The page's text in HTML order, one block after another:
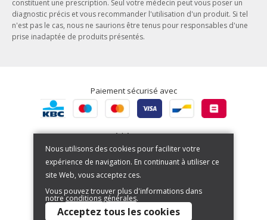
Herboristerie
Nos actualités
Nos marques
constituent une prescription. Seul votre médecin peut vous poser un
diagnostic précis et vous recommander l'utilisation d'un produit. Si tel
n'est pas le cas, nous ne saurions être tenus pour responsables d'une
prise inadaptée de produits présentés.
Paiement sécurisé avec
Expédié par BPost
Copyright © 2026. All Rights Reserved | Powered by
Nous utilisons des cookies pour faciliter votre
expérience de navigation. En continuant à utiliser ce
site Web, vous acceptez ces.
Vous pouvez trouver plus d'informations dans
notreconditions générales.
Acceptez tous les cookies